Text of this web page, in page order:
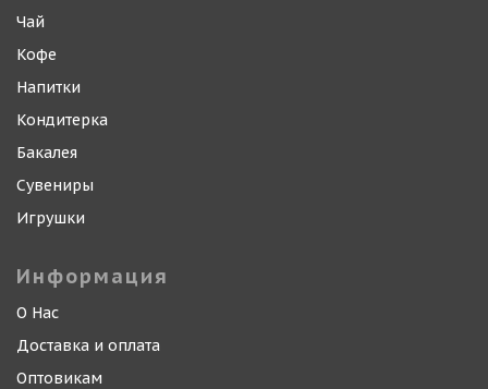
Чай
Кофе
Напитки
Кондитерка
Бакалея
Сувениры
Игрушки
Информация
О Нас
Доставка и оплата
Оптовикам